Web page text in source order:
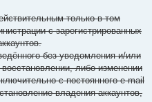
только в том
с зарегистрированных
без уведомления и/или
либо изменении
с постоянного e-mail
владения аккаунтов,